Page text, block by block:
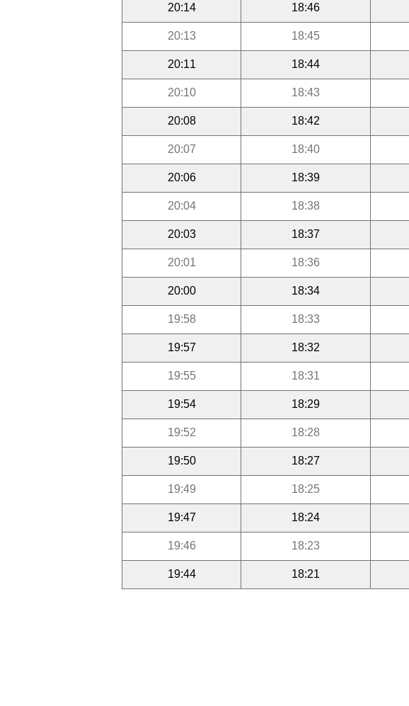
18:46
20:14
18:45
20:13
18:44
20:11
18:43
20:10
18:42
20:08
18:40
20:07
18:39
20:06
18:38
20:04
18:37
20:03
18:36
20:01
18:34
20:00
18:33
19:58
18:32
19:57
18:31
19:55
18:29
19:54
18:28
19:52
18:27
19:50
18:25
19:49
18:24
19:47
18:23
19:46
18:21
19:44